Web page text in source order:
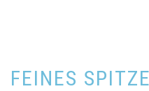
FEINES